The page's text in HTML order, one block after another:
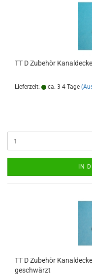
TT D Zubehör
Lieferzeit: ca. 3-4 Tage
IN
TT D Zubehör
geschwärzt